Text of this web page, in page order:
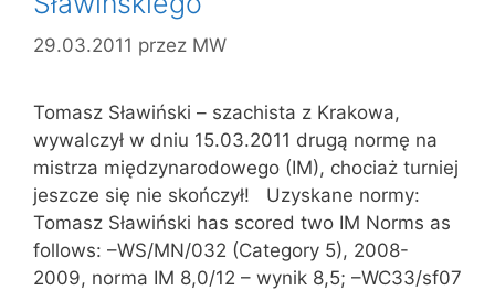
29.03.2011 przez MW
Tomasz Sławiński – szachista z Krakowa,
wywalczył w dniu 15.03.2011 drugą normę na
mistrza międzynarodowego (IM), chociaż turniej
jeszcze się nie skończył! Uzyskane normy:
Tomasz Sławiński has scored two IM Norms as
follows: –WS/MN/032 (Category 5), 2008-
2009, norma IM 8,0/12 – wynik 8,5; –WC33/sf07